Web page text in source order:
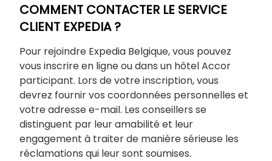
COMMENT CONTACTER LE SERVICE
CLIENT EXPEDIA ?
Pour rejoindre Expedia Belgique, vous pouvez
vous inscrire en ligne ou dans un hôtel Accor
participant. Lors de votre inscription, vous
devrez fournir vos coordonnées personnelles et
votre adresse e-mail. Les conseillers se
distinguent par leur amabilité et leur
engagement à traiter de manière sérieuse les
réclamations qui leur sont soumises.